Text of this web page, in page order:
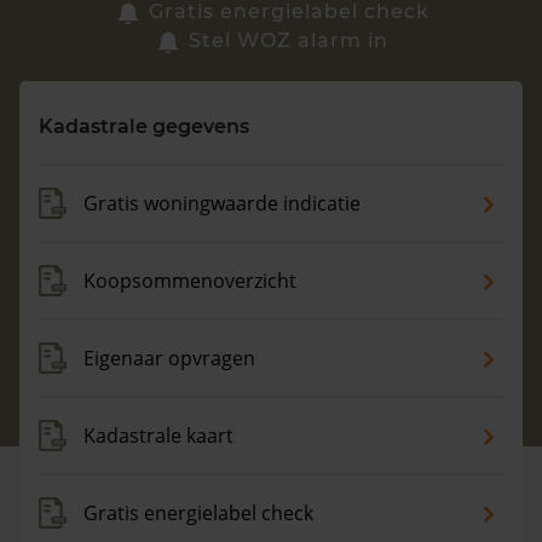
Zoek een woning
Maandag t/m vrijdag - 08:00 -18:00
Gratis energielabel check
Stel WOZ alarm in
Kadastrale gegevens
Gratis woningwaarde indicatie
Koopsommenoverzicht
Eigenaar opvragen
Kadastrale kaart
Gratis energielabel check